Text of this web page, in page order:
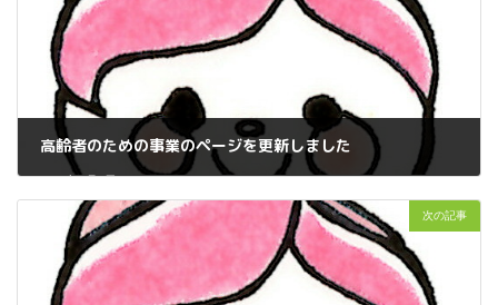
高齢者のための事業のページを更新しました
2026年2月9日
次の記事